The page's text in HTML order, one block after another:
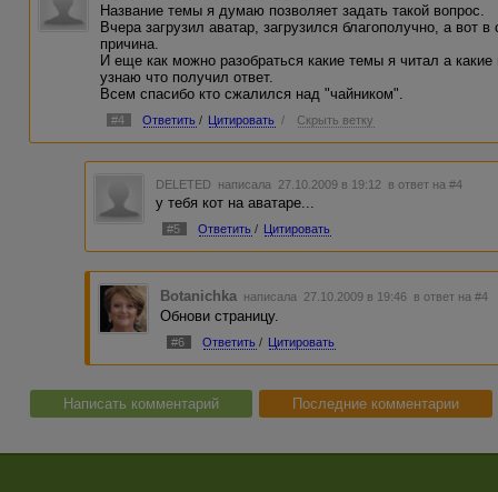
Название темы я думаю позволяет задать такой вопрос.
Вчера загрузил аватар, загрузился благополучно, а вот
причина.
И еще как можно разобраться какие темы я читал а
узнаю что получил ответ.
Всем спасибо кто сжалился над "чайником".
#4 Ответить / Цитировать / Скрыть ветку
DELETED написала 27.10.2009 в 19:12 в ответ на #4
у тебя кот на аватаре...
#5 Ответить / Цитировать
Botanichka написала 27.10.2009 в 19:46 в ответ на #4
Обнови страницу.
#6 Ответить / Цитировать
Написать комментарий Последние комментарии